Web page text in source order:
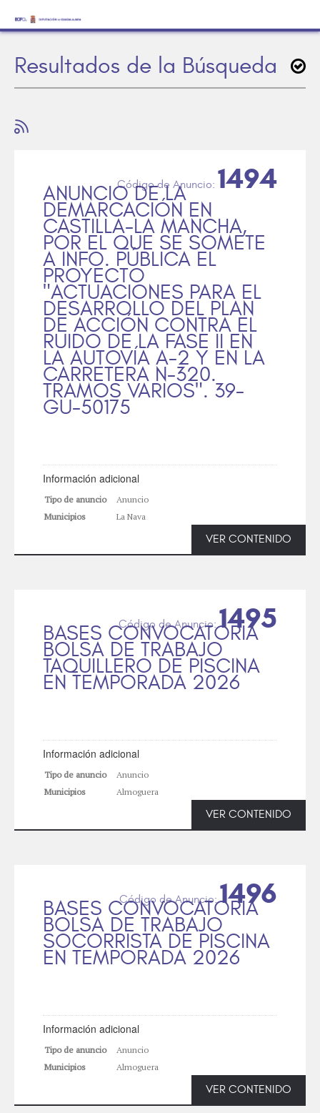
Resultados de la Búsqueda
ANUNCIO DE LA
DEMARCACIÓN EN
CASTILLA-LA MANCHA,
POR EL QUE SE SOMETE
A INFO. PÚBLICA EL
PROYECTO
"ACTUACIONES PARA EL
DESARROLLO DEL PLAN
DE ACCIÓN CONTRA EL
RUIDO DE LA FASE II EN
LA AUTOVÍA A-2 Y EN LA
CARRETERA N-320.
TRAMOS VARIOS". 39-
GU-50175
1494
Información adicional
Tipo de anuncio
Anuncio
Municipios
La Nava
VER CONTENIDO
BASES CONVOCATORIA
BOLSA DE TRABAJO
TAQUILLERO DE PISCINA
EN TEMPORADA 2026
1495
Información adicional
Tipo de anuncio
Anuncio
Municipios
Almoguera
VER CONTENIDO
BASES CONVOCATORIA
BOLSA DE TRABAJO
SOCORRISTA DE PISCINA
EN TEMPORADA 2026
1496
Información adicional
Tipo de anuncio
Anuncio
Municipios
Almoguera
VER CONTENIDO